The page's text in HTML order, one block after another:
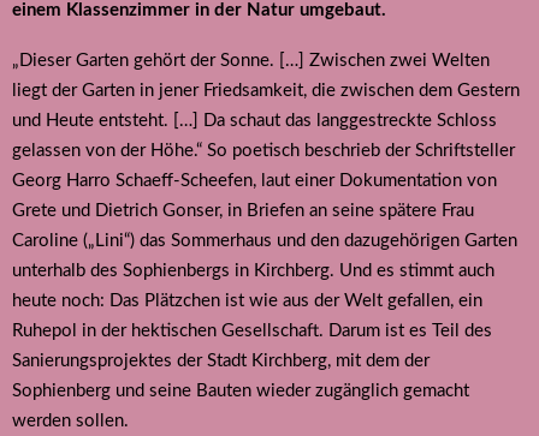
einem Klassenzimmer in der Natur umgebaut.
„Dieser Garten gehört der Sonne. […] Zwischen zwei Welten
liegt der Garten in jener Friedsamkeit, die zwischen dem Gestern
und Heute entsteht. […] Da schaut das langgestreckte Schloss
gelassen von der Höhe.“ So poetisch beschrieb der Schriftsteller
Georg Harro Schaeff-Scheefen, laut einer Dokumentation von
Grete und Dietrich Gonser, in Briefen an seine spätere Frau
Caroline („Lini“) das Sommerhaus und den dazugehörigen Garten
unterhalb des Sophienbergs in Kirchberg. Und es stimmt auch
heute noch: Das Plätzchen ist wie aus der Welt gefallen, ein
Ruhepol in der hektischen Gesellschaft. Darum ist es Teil des
Sanierungsprojektes der Stadt Kirchberg, mit dem der
Sophienberg und seine Bauten wieder zugänglich gemacht
werden sollen.